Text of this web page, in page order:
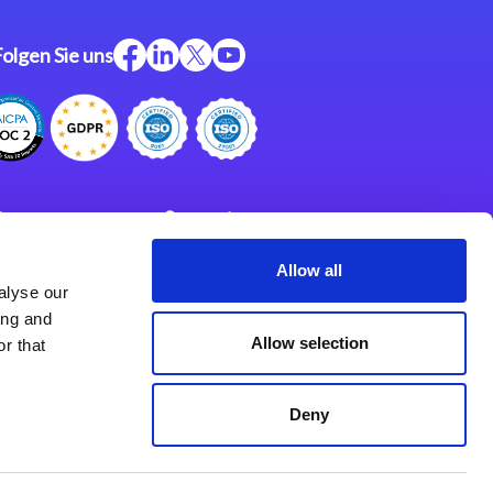
our
and
that
Allow all
Allow selection
Deny
Sie uns
Support
Impressum